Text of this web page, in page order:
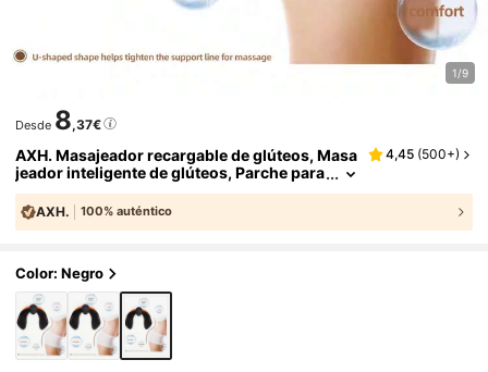
1/9
Desde 8,37€
AXH. Masajeador recargable de glúteos, Masa
jeador inteligente de glúteos, Parche para
glúteos, Realce de glúteos, Levantamient
o de glúteos, Parche de fitness, Dispositivo pa
ra el hogar, Entrenador de glúteos relajado
4,45 (500+)
AXH. 100% auténtico
Color: Negro